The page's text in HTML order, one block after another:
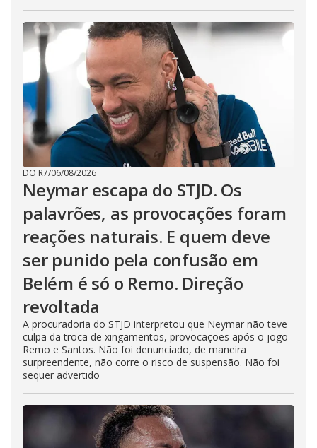
DO R7/06/08/2026
Neymar escapa do STJD. Os
palavrões, as provocações foram
reações naturais. E quem deve
ser punido pela confusão em
Belém é só o Remo. Direção
revoltada
A procuradoria do STJD interpretou que Neymar não teve
culpa da troca de xingamentos, provocações após o jogo
Remo e Santos. Não foi denunciado, de maneira
surpreendente, não corre o risco de suspensão. Não foi
sequer advertido